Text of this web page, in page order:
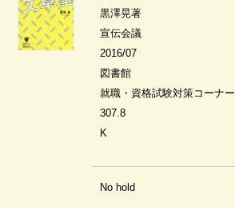
黒澤晃著
宣伝会議
2016/07
図書館
就職・資格試験対策コーナー
307.8
K
No hold